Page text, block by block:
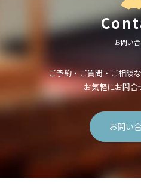
お問い
ご予約・ご質問・ご相談
お気軽にお問合
お問い